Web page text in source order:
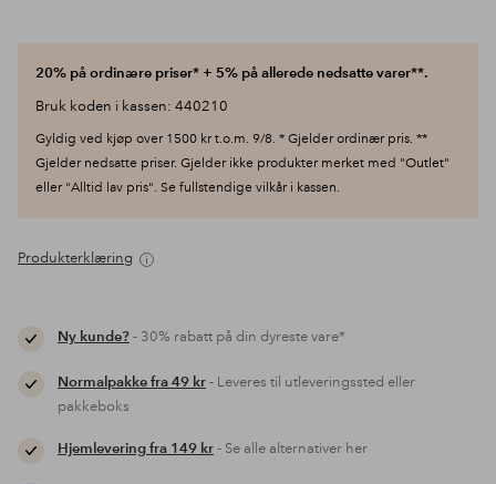
20% på ordinære priser* + 5% på allerede nedsatte varer**.
Bruk koden i kassen: 440210
Gyldig ved kjøp over 1500 kr t.o.m. 9/8. * Gjelder ordinær pris. **
Gjelder nedsatte priser. Gjelder ikke produkter merket med "Outlet"
eller "Alltid lav pris". Se fullstendige vilkår i kassen.
Produkterklæring
Ny kunde?- 30% rabatt på din dyreste vare*
Normalpakke fra 49 kr- Leveres til utleveringssted eller
pakkeboks
Hjemlevering fra 149 kr- Se alle alternativer her